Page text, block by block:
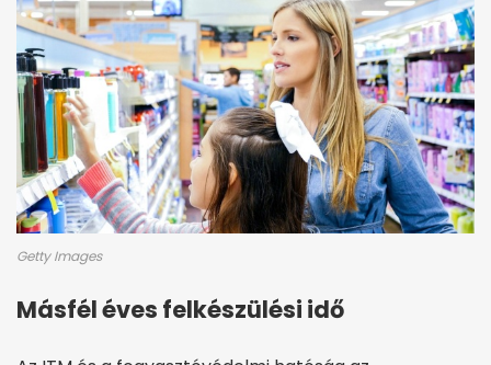
Getty Images
Másfél éves felkészülési idő